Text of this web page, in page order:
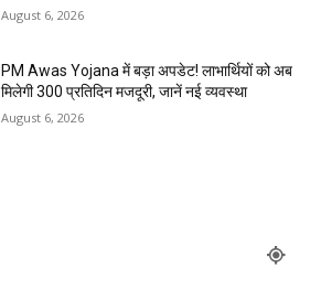
August 6, 2026
PM Awas Yojana में बड़ा अपडेट! लाभार्थियों को अब
मिलेगी ₹300 प्रतिदिन मजदूरी, जानें नई व्यवस्था
August 6, 2026